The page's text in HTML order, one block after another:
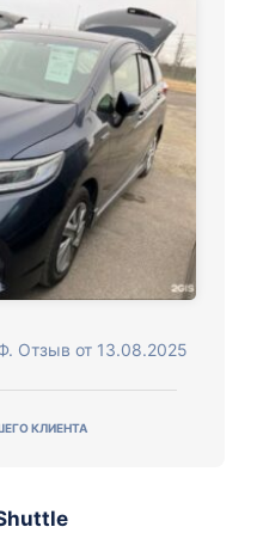
Отзыв от 13.08.2025
КЛИЕНТА